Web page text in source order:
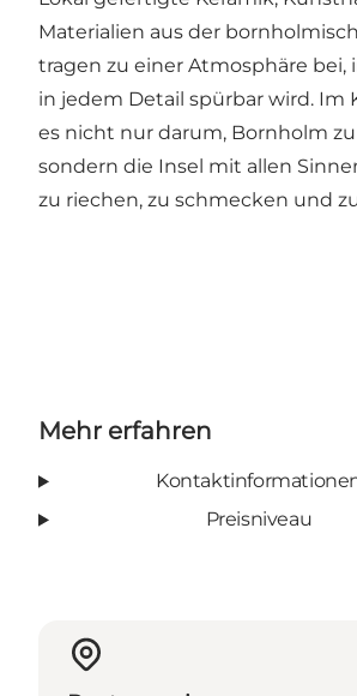
Materialien aus der
tragen zu einer Atmosphäre bei,
in jedem Detail spürbar wird. Im
es nicht nur darum, Bornholm zu
sondern die Insel mit allen
zu riechen, zu schmecken und
Mehr erfahren
Preisniveau